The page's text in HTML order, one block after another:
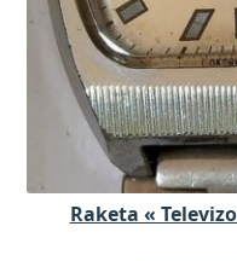
Raketa «